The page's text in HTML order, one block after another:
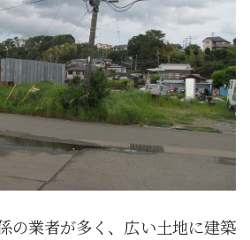
の業者が多く、広い土地に建築